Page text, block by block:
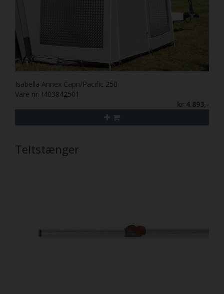
Isabella Annex Capri/Pacific 250
Vare nr. I403842501
kr 4.893,-
Teltstænger